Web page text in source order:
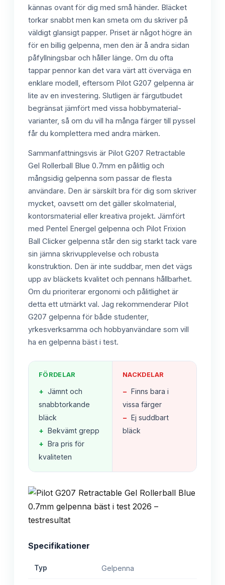
kännas ovant för dig med små händer. Bläcket
torkar snabbt men kan smeta om du skriver på
väldigt glansigt papper. Priset är något högre än
för en billig gelpenna, men den är å andra sidan
påfyllningsbar och håller länge. Om du ofta
tappar pennor kan det vara värt att överväga en
enklare modell, eftersom Pilot G207 gelpenna är
lite av en investering. Slutligen är färgutbudet
begränsat jämfört med vissa hobbymaterial-
varianter, så om du vill ha många färger till pyssel
får du komplettera med andra märken.
Sammanfattningsvis är Pilot G207 Retractable
Gel Rollerball Blue 0.7mm en pålitlig och
mångsidig gelpenna som passar de flesta
användare. Den är särskilt bra för dig som skriver
mycket, oavsett om det gäller skolmaterial,
kontorsmaterial eller kreativa projekt. Jämfört
med Pentel Energel gelpenna och Pilot Frixion
Ball Clicker gelpenna står den sig starkt tack vare
sin jämna skrivupplevelse och robusta
konstruktion. Den är inte suddbar, men det vägs
upp av bläckets kvalitet och pennans hållbarhet.
Om du prioriterar ergonomi och pålitlighet är
detta ett utmärkt val. Jag rekommenderar Pilot
G207 gelpenna för både studenter,
yrkesverksamma och hobbyanvändare som vill
ha en gelpenna bäst i test.
FÖRDELAR
+ Jämnt och
snabbtorkande
bläck
+ Bekvämt grepp
+ Bra pris för
kvaliteten
NACKDELAR
− Finns bara i
vissa färger
− Ej suddbart
bläck
Specifikationer
Typ Gelpenna